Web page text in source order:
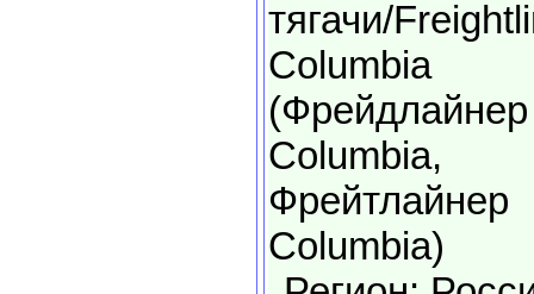
тягачи/
Columbia
(Фрейдлайнер
Columbia,
Фрейтлайнер
Columbia)